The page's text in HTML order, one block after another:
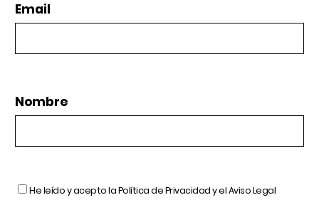
Email
Nombre
He leído y acepto laPolítica de Privacidady elAviso Legal